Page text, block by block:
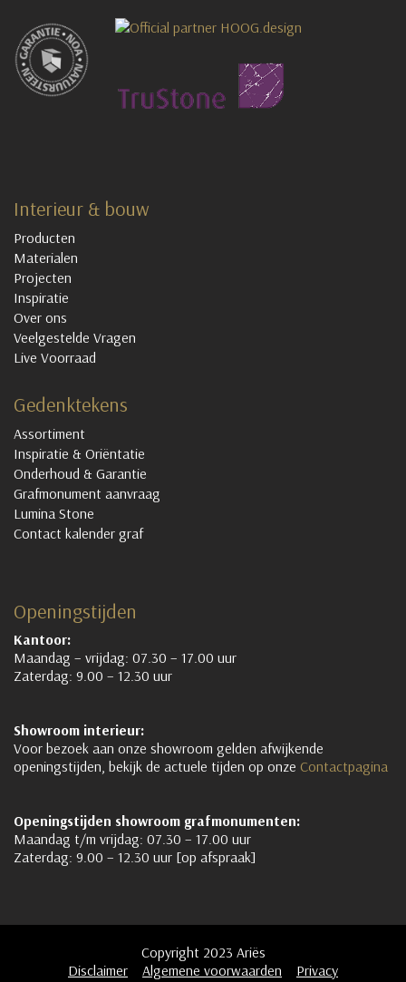
Interieur & bouw
Producten
Materialen
Projecten
Inspiratie
Over ons
Veelgestelde Vragen
Live Voorraad
Gedenktekens
Assortiment
Inspiratie & Oriëntatie
Onderhoud & Garantie
Grafmonument aanvraag
Lumina Stone
Contact kalender graf
Openingstijden
Kantoor:
Maandag – vrijdag: 07.30 – 17.00 uur
Zaterdag: 9.00 – 12.30 uur
Showroom interieur:
Voor bezoek aan onze showroom gelden afwijkende
openingstijden, bekijk de actuele tijden op onze Contactpagina
Openingstijden showroom grafmonumenten:
Maandag t/m vrijdag: 07.30 – 17.00 uur
Zaterdag: 9.00 – 12.30 uur [op afspraak]
Copyright 2023 Ariës
Disclaimer
Algemene voorwaarden
Privacy